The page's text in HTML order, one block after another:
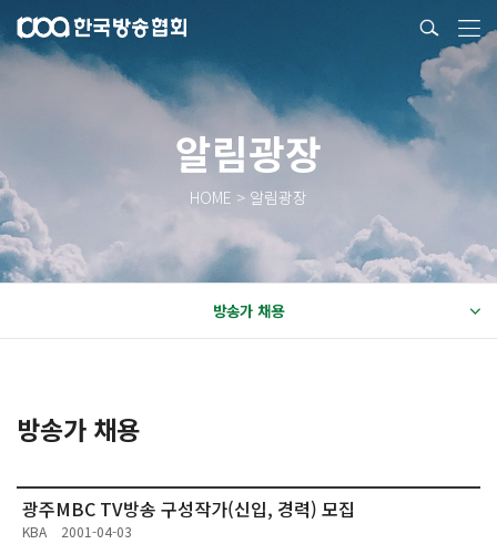
알림광장
HOME > 알림광장
방송가 채용
방송가 채용
광주MBC TV방송 구성작가(신입, 경력) 모집
KBA 2001-04-03